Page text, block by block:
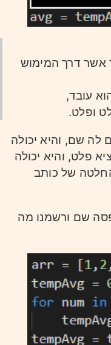
אשר דרך המימוש
עובד,
ופלט.
לה שם, והיא יכולה
פלט, והיא יכולה
של כותב
שם ורשמנו מה